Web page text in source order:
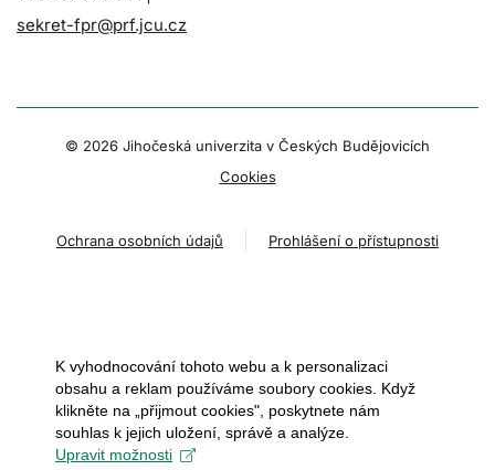
sekret-fpr@prf.jcu.cz
© 2026 Jihočeská univerzita v Českých Budějovicích
Cookies
Ochrana osobních údajů Prohlášení o přístupnosti
K vyhodnocování tohoto webu a k personalizaci
obsahu a reklam používáme soubory cookies. Když
klikněte na „přijmout cookies", poskytnete nám
souhlas k jejich uložení, správě a analýze.
Upravit možnosti